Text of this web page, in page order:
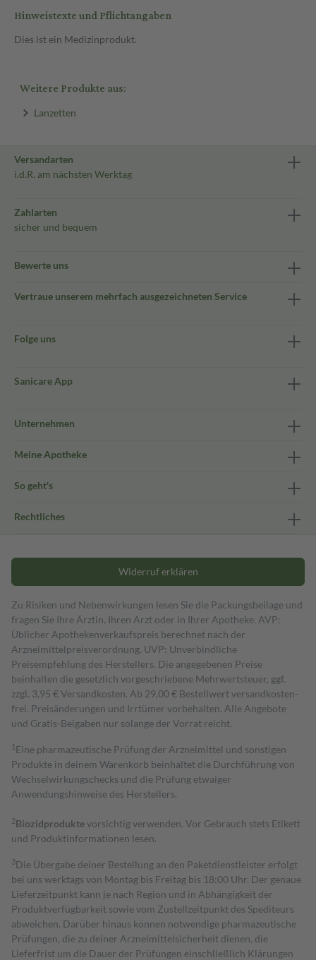
Hinweistexte und Pflichtangaben
Dies ist ein Medizinprodukt.
Weitere Produkte aus:
Lanzetten
Versandarten
i.d.R. am nächsten Werktag
Zahlarten
sicher und bequem
Bewerte uns
Vertraue unserem mehrfach ausgezeichneten Service
Folge uns
Sanicare App
Unternehmen
Meine Apotheke
So geht's
Rechtliches
Widerruf erklären
Zu Risiken und Nebenwirkungen lesen Sie die Packungsbeilage und
fragen Sie Ihre Ärztin, Ihren Arzt oder in Ihrer Apotheke. AVP:
Üblicher Apothekenverkaufspreis berechnet nach der
Arzneimittelpreisverordnung. UVP: Unverbindliche
Preisempfehlung des Herstellers. Die angegebenen Preise
beinhalten die gesetzlich vorgeschriebene Mehrwertsteuer, ggf.
zzgl. 3,95 € Versandkosten. Ab 29,00 € Bestell­wert versand­kosten­
frei. Preisänderungen und Irrtümer vorbehalten. Alle Angebote
und Gratis-Beigaben nur solange der Vorrat reicht.
1 Eine pharmazeutische Prüfung der Arzneimittel und sonstigen
Produkte in deinem Warenkorb beinhaltet die Durchführung von
Wechselwirkungschecks und die Prüfung etwaiger
Anwendungshinweise des Herstellers.
2Biozidproduktevorsichtig verwenden. Vor Gebrauch stets Etikett
und Produktinformationen lesen.
3Die Übergabe deiner Bestellung an den Paketdienstleister erfolgt
bei uns werktags von Montag bis Freitag bis 18:00 Uhr. Der genaue
Lieferzeitpunkt kann je nach Region und in Abhängigkeit der
Produktverfügbarkeit sowie vom Zustellzeitpunkt des Spediteurs
abweichen. Darüber hinaus können notwendige pharmazeutische
Prüfungen, die zu deiner Arzneimittelsicherheit dienen, die
Lieferfrist um die Dauer der Prüfungen einschließlich Klärungen